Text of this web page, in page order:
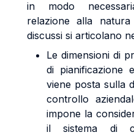
in modo
relazione alla
discussi si articolano
Le dimensioni di
di pianificazione
viene posta sulla
controllo
impone la
il sistema di